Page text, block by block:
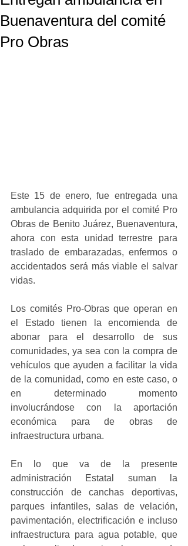
Buenaventura del comité
Pro Obras
Este 15 de enero, fue entregada una
ambulancia adquirida por el comité Pro
Obras de Benito Juárez, Buenaventura,
ahora con esta unidad terrestre para
traslado de embarazadas, enfermos o
accidentados será más viable el salvar
vidas.
Los comités Pro-Obras que operan en
el Estado tienen la encomienda de
abonar para el desarrollo de sus
comunidades, ya sea con la compra de
vehículos que ayuden a facilitar la vida
de la comunidad, como en este caso, o
en determinado momento
involucrándose con la aportación
económica para de obras de
infraestructura urbana.
En lo que va de la presente
administración Estatal suman la
construcción de canchas deportivas,
parques infantiles, salas de velación,
pavimentación, electrificación e incluso
infraestructura para agua potable, que